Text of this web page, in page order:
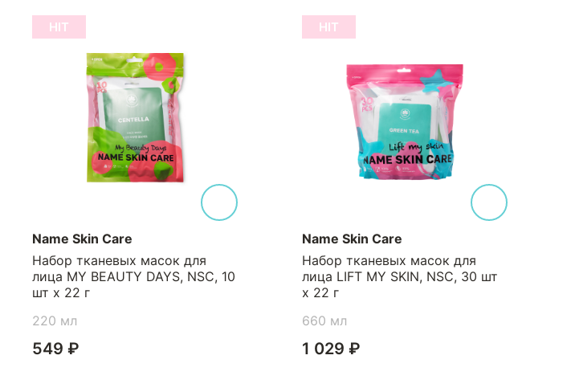
HIT
Name Skin Care
Набор тканевых масок для
лица MY BEAUTY DAYS, NSC, 10
шт х 22 г
220 мл
549 ₽
HIT
Name Skin Care
Набор тканевых масок для
лица LIFT MY SKIN, NSC, 30 шт
х 22 г
660 мл
1 029 ₽